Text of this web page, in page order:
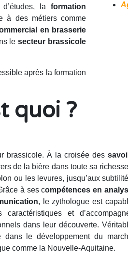
la formation
à des métiers comme
en brasserie
lesecteur brassicole
après la formation
quoi ?
brassicole. À la croisée des
de la bière dans toute sa
ou les levures, jusqu’aux
à ses compétences en
, le zythologue est
caractéristiques et
dans leur découverte.
le développement du
comme la Nouvelle-Aquitaine.